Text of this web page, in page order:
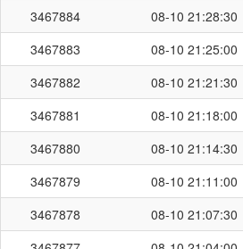
3467884
08-10 21:28:30
3467883
08-10 21:25:00
3467882
08-10 21:21:30
3467881
08-10 21:18:00
3467880
08-10 21:14:30
3467879
08-10 21:11:00
3467878
08-10 21:07:30